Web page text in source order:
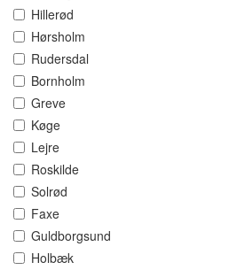
Hillerød
Hørsholm
Rudersdal
Bornholm
Greve
Køge
Lejre
Roskilde
Solrød
Faxe
Guldborgsund
Holbæk